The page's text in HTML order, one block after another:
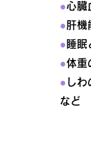
●心臓
●肝
● 睡
●体重
● しわ
など